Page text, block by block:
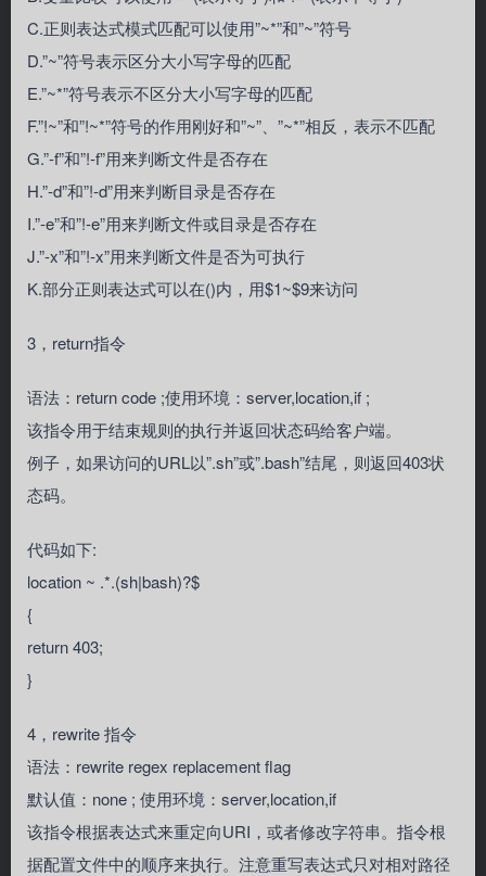
C.正则表达式模式匹配可以使用”~*”和”~”符号
D.”~”符号表示区分大小写字母的匹配
E.”~*”符号表示不区分大小写字母的匹配
F.”!~”和”!~*”符号的作用刚好和”~”、”~*”相反，表示不匹配
G.”-f”和”!-f”用来判断文件是否存在
H.”-d”和”!-d”用来判断目录是否存在
I.”-e”和”!-e”用来判断文件或目录是否存在
J.”-x”和”!-x”用来判断文件是否为可执行
K.部分正则表达式可以在()内，用$1~$9来访问
3，return指令
语法：return code ;使用环境：server,location,if ;
该指令用于结束规则的执行并返回状态码给客户端。
例子，如果访问的URL以”.sh”或”.bash”结尾，则返回403状
态码。
代码如下:
location ~ .*.(sh|bash)?$
{
return 403;
}
4，rewrite 指令
语法：rewrite regex replacement flag
默认值：none ; 使用环境：server,location,if
该指令根据表达式来重定向URI，或者修改字符串。指令根
据配置文件中的顺序来执行。注意重写表达式只对相对路径